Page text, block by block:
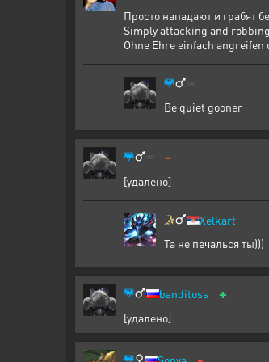
Просто нападают и грабят
Simply attacking and
Ohne Ehre einfach
Be quiet gooner
-
[удалено]
Xelkart
Та не печалься ты)))
banditoss +
[удалено]